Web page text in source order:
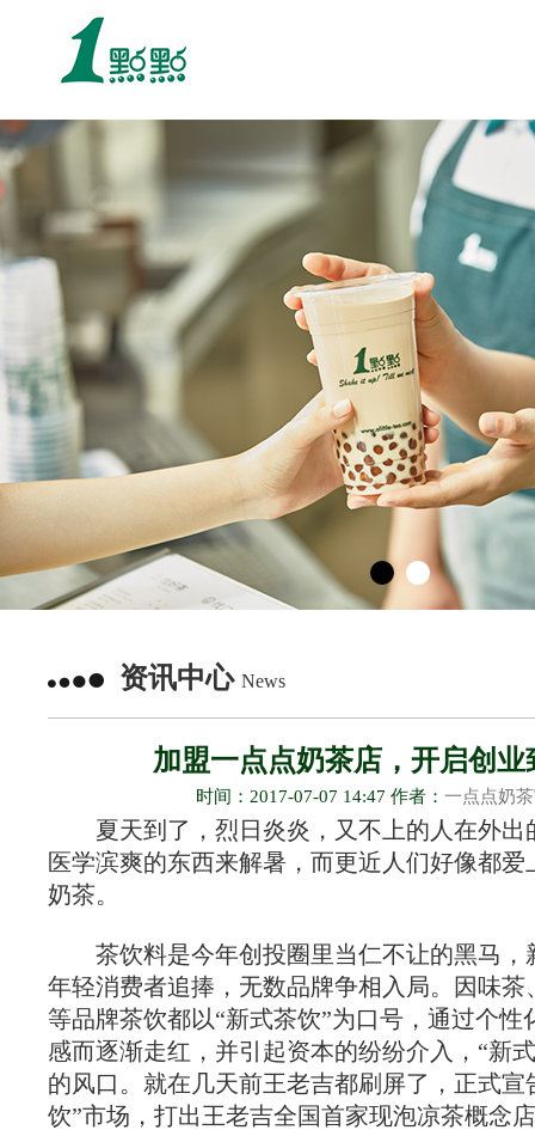
资讯中心 News
加盟一点点奶茶店，开启创业
时间：2017-07-07 14:47 作者： 一点点奶
夏天到了，烈日炎炎，又不上的人在外出
医学滨爽的东西来解暑，而更近人们好像都
奶茶。
茶饮料是今年创投圈里当仁不让的黑马，
年轻消费者追捧，无数品牌争相入局。因味茶
等品牌茶饮都以“新式茶饮”为口号，通过个性
感而逐渐走红，并引起资本的纷纷介入，“新
的风口。就在几天前王老吉都刷屏了，正式宣
饮”市场，打出王老吉全国首家现泡凉茶概念